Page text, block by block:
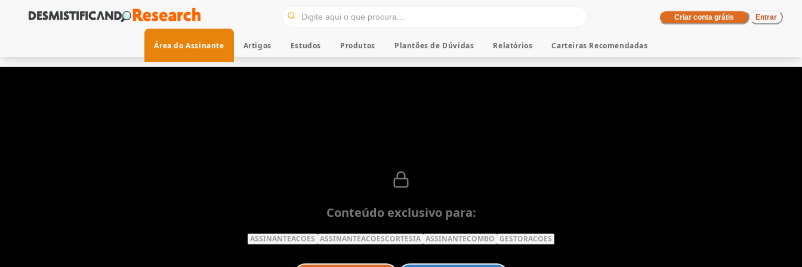
Criar conta grátis Entrar
Área do Assinante Artigos Estudos Produtos Plantões de Dúvidas Relatórios Carteiras Recomendadas
Conteúdo exclusivo para:
ASSINANTEACOES ASSINANTEACOESCORTESIA ASSINANTECOMBO GESTORACOES